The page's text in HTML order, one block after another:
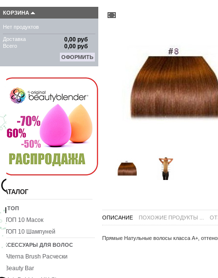
ОПИСАНИЕ ПОХОЖИЕ ПРОДУКТЫ ...
Прямые Натульные волосы класса А+ ,
КОРЗИНА
Нет продуктов
Доставка 0,00 руб
Всего 0,00 руб
ОФОРМИТЬ
КАТАЛОГ
10 ТОП
ТОП 10 Масок
ТОП 10 Шампуней
АКСЕССУАРЫ ДЛЯ ВОЛОС
Alterna Brush Расчески
Beauty Bar